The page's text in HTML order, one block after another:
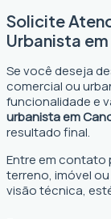
Solicite
Urbanista em
Se você deseja
comercial ou
funcionalidade e
urbanista em
resultado final.
Entre em contato
terreno, imóvel
visão técnica,